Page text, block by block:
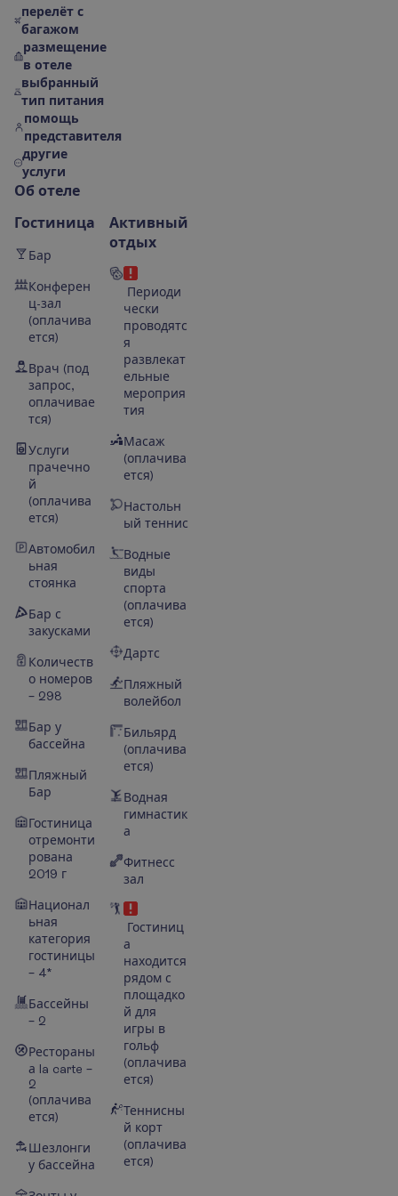
перелёт с
багажом
размещение
в отеле
выбранный
тип питания
помощь
представителя
другие
услуги
Об отеле
Гостиница
Бар
Конферен
ц-зал
(оплачива
ется)
Врач (под
запрос,
оплачивае
тся)
Услуги
прачечно
й
(оплачива
ется)
Автомобил
ьная
стоянка
Бар с
закусками
Количеств
о номеров
– 298
Бар у
бассейна
Пляжный
Бар
Гостиница
отремонти
рована
2019 г
Национал
ьная
категория
гостиницы
– 4*
Бассейны
– 2
Рестораны
а la carte –
2
(оплачива
ется)
Шезлонги
у бассейна
Активный
отдых
Периоди
чески
проводятс
я
развлекат
ельные
мероприя
тия
Масаж
(оплачива
ется)
Настольн
ый теннис
Водные
виды
спорта
(оплачива
ется)
Дартс
Пляжный
волейбол
Бильярд
(оплачива
ется)
Водная
гимнастик
а
Фитнесс
зал
Гостиниц
а
находится
рядом с
площадко
й для
игры в
гольф
(оплачива
ется)
Теннисны
й корт
(оплачива
ется)